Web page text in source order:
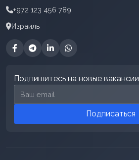
+972 123 456 789
Израиль
Подпишитесь на новые вакансии
Email для подписки
Подписаться